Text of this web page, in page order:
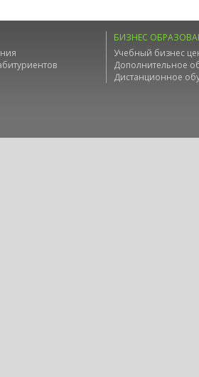
БИЗНЕС
Учебный бизнес
Дополнительное
Дистанционное